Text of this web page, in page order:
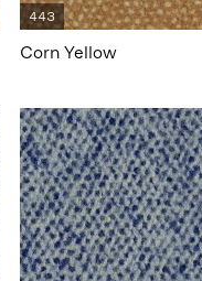
443
Corn Yellow